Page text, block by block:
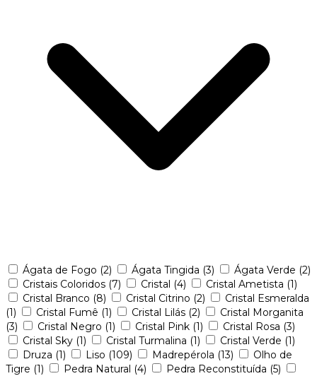
Ágata de Fogo (2) Ágata Tingida (3) Ágata Verde (2)
Cristais Coloridos (7) Cristal (4) Cristal Ametista (1)
Cristal Branco (8) Cristal Citrino (2)
Cristal Esmeralda
(1)
Cristal Fumê (1) Cristal Lilás (2)
Cristal Morganita
(3)
Cristal Negro (1) Cristal Pink (1) Cristal Rosa (3)
Cristal Sky (1) Cristal Turmalina (1) Cristal Verde (1)
Druza (1) Liso (109) Madrepérola (13)
Olho de
Tigre (1) Pedra Natural (4) Pedra Reconstituída (5)